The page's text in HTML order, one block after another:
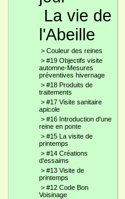
La vie de
l'Abeille
> Couleur des reines
> #19 Objectifs visite
automne-Mesures
préventives hivernage
> #18 Produits de
traitements
> #17 Visite sanitaire
apicole
> #16 Introduction d'une
reine en ponte
> #15 La visite de
printemps
> #14 Créations
d'essaims
> #13 Visite de
printemps
> #12 Code Bon
Voisinage